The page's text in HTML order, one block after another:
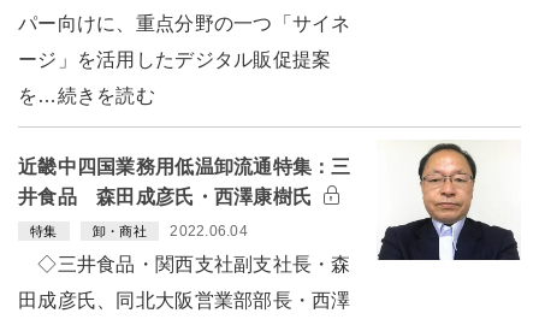
パー向けに、重点分野の一つ「サイネ
ージ」を活用したデジタル販促提案
を…続きを読む
近畿中四国業務用低温卸流通特集：三
井食品 森田成彦氏・西澤康樹氏
特集 卸・商社 2022.06.04
◇三井食品・関西支社副支社長・森
田成彦氏、同北大阪営業部部長・西澤